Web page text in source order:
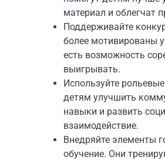
материал и облегчат
Поддерживайте
более мотивированы
есть возможность
выигрывать.
Используйте
детям улучшить
навыки и развить
взаимодействие.
Внедряйте элементы
обучение. Они